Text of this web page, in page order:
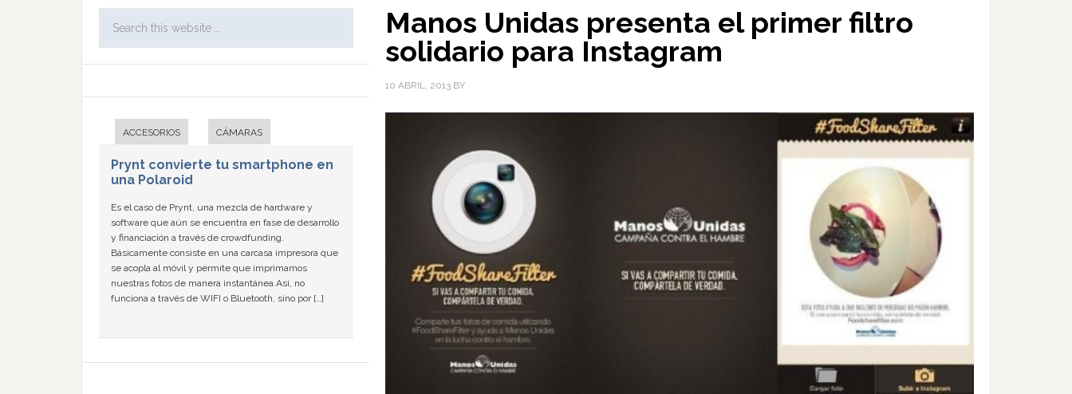
Manos Unidas presenta el primer filtro
solidario para Instagram
10 ABRIL, 2013 BY
ACCESORIOS CÁMARAS
Prynt convierte tu smartphone en
una Polaroid
Es el caso de Prynt, una mezcla de hardware y
software que aún se encuentra en fase de desarrollo
y financiación a través de crowdfunding.
Básicamente consiste en una carcasa impresora que
se acopla al móvil y permite que imprimamos
nuestras fotos de manera instantánea.Así, no
funciona a través de WIFI o Bluetooth, sino por […]